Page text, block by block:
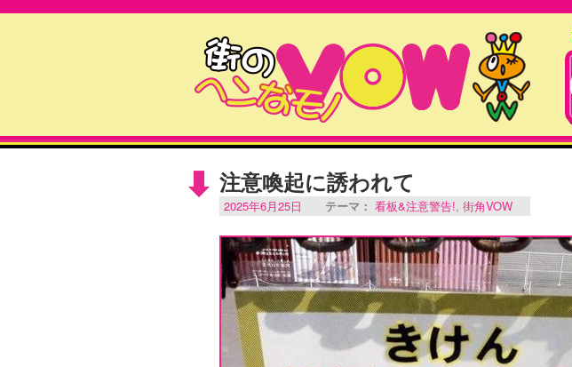
注意喚起に誘われて
2025年6月25日 テーマ： 看板&注意警告!, 街角VOW